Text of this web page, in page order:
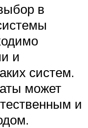
в
и
систем.
может
и